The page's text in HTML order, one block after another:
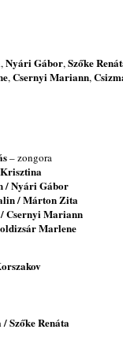
,Nyári Gábor,Szőke
,Csernyi Mariann,
– zongora
/ Nyári Gábor
/ Márton Zita
Csernyi Mariann
Marlene
Szőke Renáta